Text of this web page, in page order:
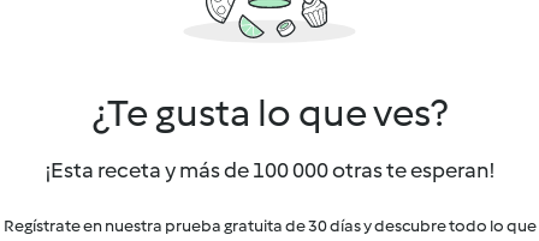
¿Te gusta lo que ves?
¡Esta receta y más de 100 000 otras te esperan!
Regístrate en nuestra prueba gratuita de 30 días y descubre todo lo que